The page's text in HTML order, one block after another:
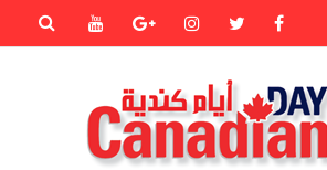
Facebook
Twitter
instagram
Goole+
Youtube